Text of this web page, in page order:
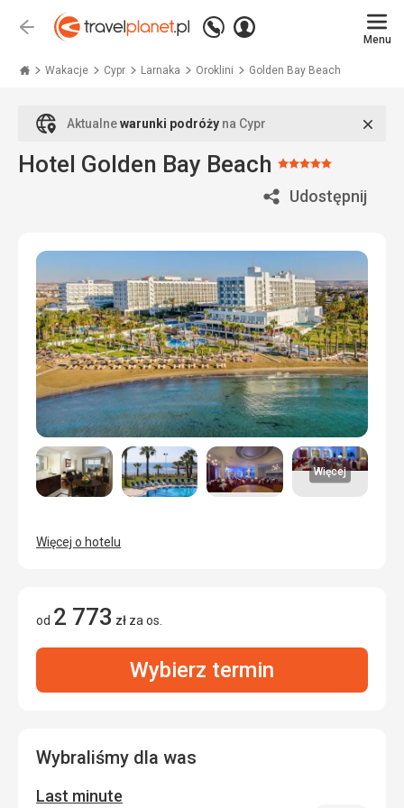
Wstecz
Zadzwoń
+48
771
Zaloguj
Menu
Wakacje Cypr Larnaka Oroklini Golden Bay Beach
Aktualnewarunki podróży na Cypr
Hotel Golden Bay Beach Ocena:
5/5
Udostępnij
Więcej
Więcej o hotelu
od 2 773 zł za os.
Wybierz termin
Wybraliśmy dla was
Last minute